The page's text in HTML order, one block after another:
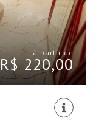
à partir de
R$ 220,00